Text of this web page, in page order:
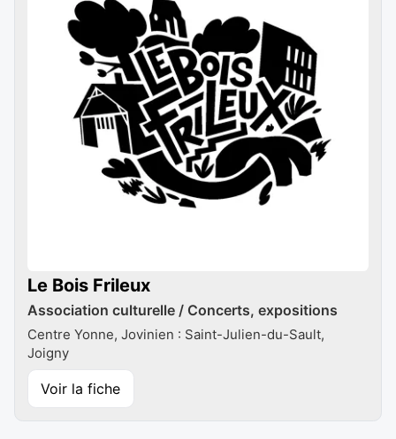
Le Bois Frileux
Association culturelle / Concerts, expositions
Centre Yonne, Jovinien : Saint-Julien-du-Sault,
Joigny
Voir la fiche